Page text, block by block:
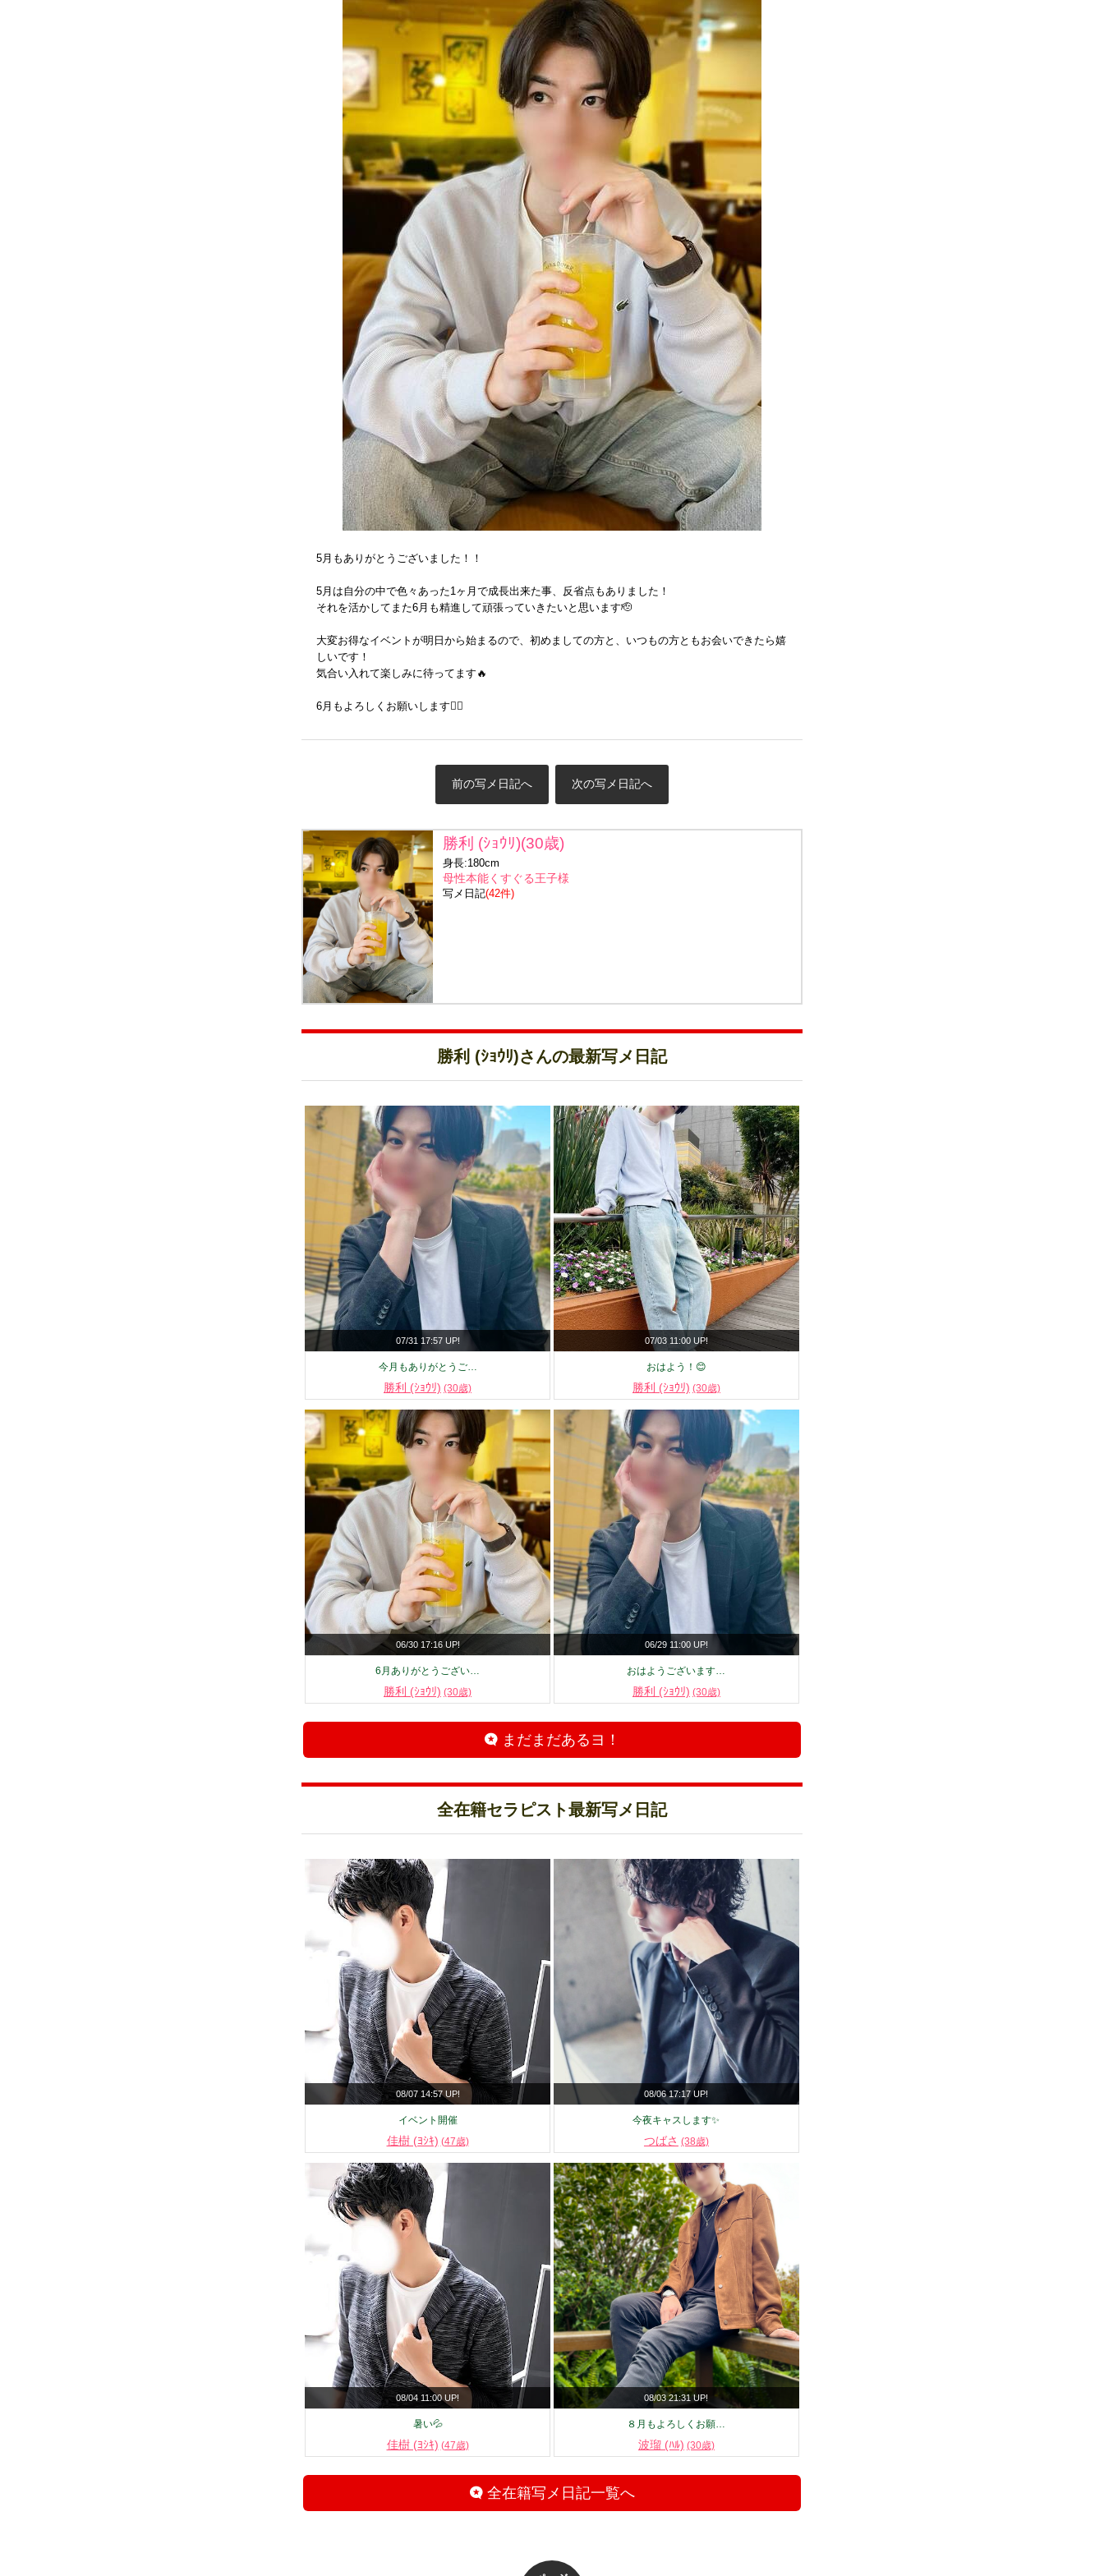
5月もありがとうございました！！
5月は自分の中で色々あった1ヶ月で成長出来た事、反省点もありました！
それを活かしてまた6月も精進して頑張っていきたいと思います🫡
大変お得なイベントが明日から始まるので、初めましての方と、いつもの方ともお会いできたら嬉
しいです！
気合い入れて楽しみに待ってます🔥
6月もよろしくお願いします🙇‍♂️
前の写メ日記へ 次の写メ日記へ
勝利 (ｼｮｳﾘ)(30歳)
身長:180cm
母性本能くすぐる王子様
写メ日記(42件)
勝利 (ｼｮｳﾘ)さんの最新写メ日記
07/31 17:57 UP!
今月もありがとうご…
勝利 (ｼｮｳﾘ) (30歳)
07/03 11:00 UP!
おはよう！😊
勝利 (ｼｮｳﾘ) (30歳)
06/30 17:16 UP!
6月ありがとうござい…
勝利 (ｼｮｳﾘ) (30歳)
06/29 11:00 UP!
おはようございます…
勝利 (ｼｮｳﾘ) (30歳)
まだまだあるヨ！
全在籍セラピスト最新写メ日記
08/07 14:57 UP!
イベント開催
佳樹 (ﾖｼｷ) (47歳)
08/06 17:17 UP!
今夜キャスします✨
つばさ (38歳)
08/04 11:00 UP!
暑い💦
佳樹 (ﾖｼｷ) (47歳)
08/03 21:31 UP!
８月もよろしくお願…
波瑠 (ﾊﾙ) (30歳)
全在籍写メ日記一覧へ